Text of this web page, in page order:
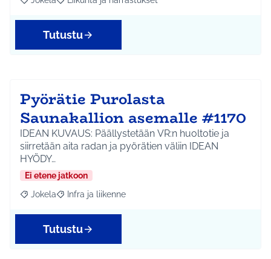
Rajaa tulokset aihepiirin mukaan: Jokela
Rajaa tulokset teeman mukaan: Liikunta ja
Tutustu
Pyörätie Purolasta
Saunakallion asemalle #1170
IDEAN KUVAUS: Päällystetään VR:n huoltotie ja
siirretään aita radan ja pyörätien väliin IDEAN
HYÖDY…
Ei etene jatkoon
Rajaa tulokset aihepiirin mukaan: Jokela
Jokela Rajaa tulokset teeman mukaan: Infra ja liikenne
Infra ja liikenne
Tutustu